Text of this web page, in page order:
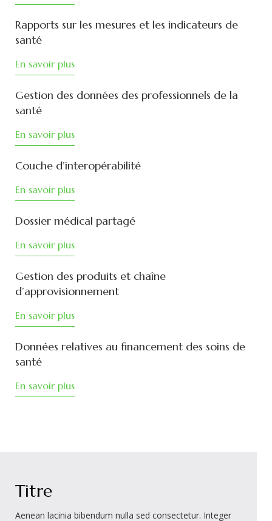
Rapports sur les mesures et les indicateurs de
santé
En savoir plus
Gestion des données des professionnels de la
santé
En savoir plus
Couche d’interopérabilité
En savoir plus
Dossier médical partagé
En savoir plus
Gestion des produits et chaîne
d’approvisionnement
En savoir plus
Données relatives au financement des soins de
santé
En savoir plus
Titre
Aenean lacinia bibendum nulla sed consectetur. Integer